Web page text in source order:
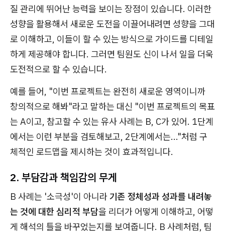
질 관리에 뛰어난 능력을 보이는 장점이 있습니다. 이러한
성향을 활용해서 새로운 도전을 이끌어내려면 성향을 그대
로 이해하고, 이들이 할 수 있는 방식으로 가이드를 디테일
하게 제공해야 합니다. 그러면 팀원도 신이 나서 일을 더욱
도전적으로 할 수 있습니다.
예를 들어, "이번 프로젝트는 완전히 새로운 영역이니까
창의적으로 해봐"라고 말하는 대신 "이번 프로젝트의 목표
는 A이고, 참고할 수 있는 유사 사례는 B, C가 있어. 1단계
에서는 이런 부분을 검토해보고, 2단계에서는..."처럼 구
체적인 로드맵을 제시하는 것이 효과적입니다.
2. 부담감과 책임감의 무게
B 사례는 '소극성'이 아니라기존 정체성과 성과를 내려놓
는 것에 대한 심리적 부담을 리더가 어떻게 이해하고, 어떻
게 해석의 틀을 바꾸었는지를 보여줍니다. B 사례처럼, 팀